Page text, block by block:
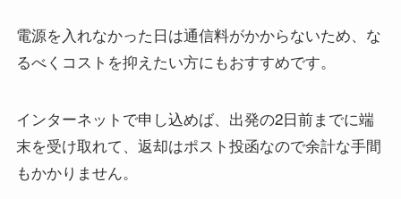
電源を入れなかった日は通信料がかからないため、な
るべくコストを抑えたい方にもおすすめです。
インターネットで申し込めば、出発の2日前までに端
末を受け取れて、返却はポスト投函なので余計な手間
もかかりません。